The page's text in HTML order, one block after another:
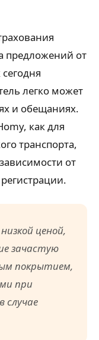
предложений от
легко может
и обещаниях.
как для
транспорта,
от
ценой,
зачастую
покрытием,
при
случае